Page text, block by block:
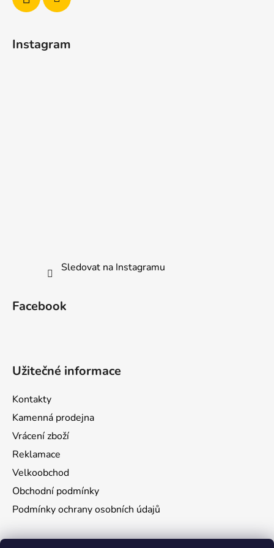
Instagram
Sledovat na Instagramu
Facebook
Užitečné informace
Kontakty
Kamenná prodejna
Vrácení zboží
Reklamace
Velkoobchod
Obchodní podmínky
Podmínky ochrany osobních údajů